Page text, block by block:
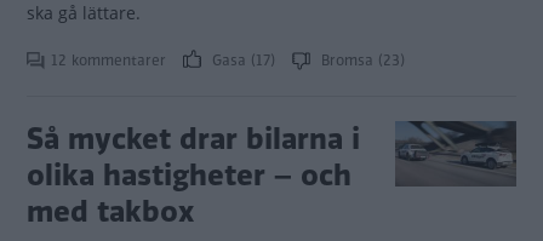
ska gå lättare.
12 kommentarer Gasa (17) Bromsa (23)
Så mycket drar bilarna i
olika hastigheter – och
med takbox